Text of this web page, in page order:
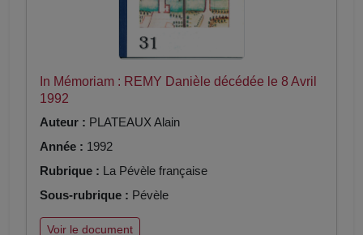
In Mémoriam : REMY Danièle décédée le 8 Avril
1992
Auteur : PLATEAUX Alain
Année : 1992
Rubrique : La Pévèle française
Sous-rubrique : Pévèle
Voir le document